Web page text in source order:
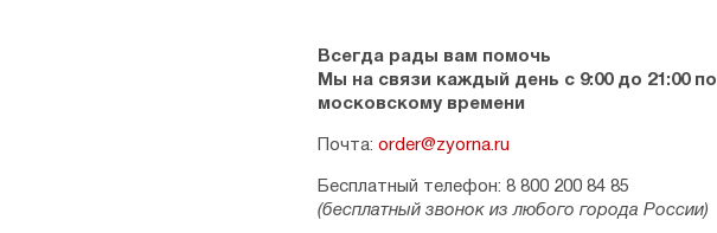
Всегда рады вам помочь
Мы на связи каждый день с 9:00 до 21:00 по
московскому времени
Почта: order@zyorna.ru
Бесплатный телефон: 8 800 200 84 85
(бесплатный звонок из любого города России)